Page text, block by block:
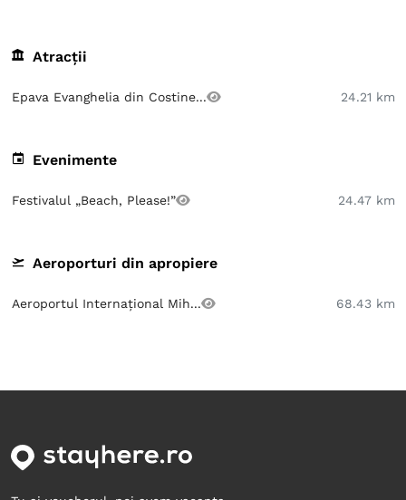
Atracții
Epava Evanghelia din Costine... 24.21 km
Evenimente
Festivalul „Beach, Please!” 24.47 km
Aeroporturi din apropiere
Aeroportul Internațional Mih... 68.43 km